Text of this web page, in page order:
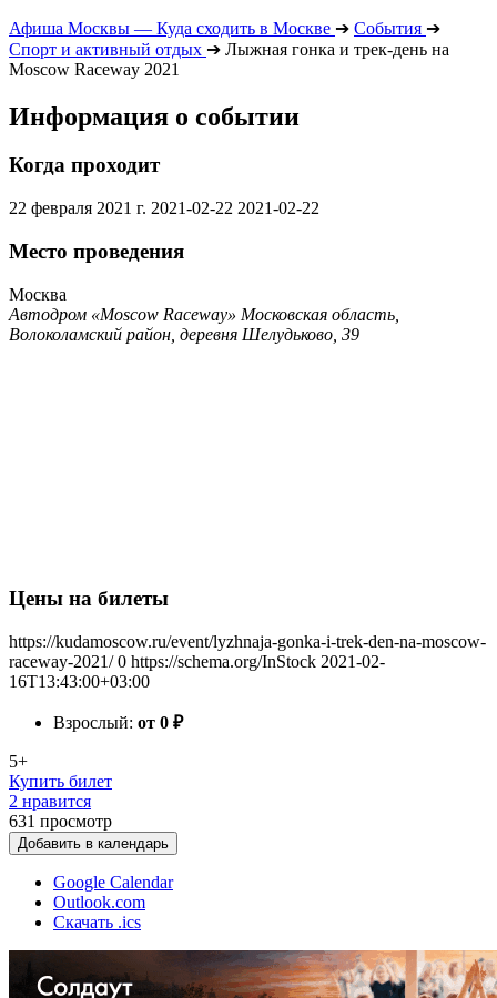
Афиша Москвы — Куда сходить в Москве ➔ События ➔
Спорт и активный отдых ➔ Лыжная гонка и трек-день на
Moscow Raceway 2021
Информация о событии
Когда проходит
22 февраля 2021 г. 2021-02-22 2021-02-22
Место проведения
Москва
Автодром «Moscow Raceway» Московская область,
Волоколамский район, деревня Шелудьково, 39
Цены на билеты
https://kudamoscow.ru/event/lyzhnaja-gonka-i-trek-den-na-moscow-
raceway-2021/ 0 https://schema.org/InStock 2021-02-
16T13:43:00+03:00
Взрослый: от 0 ₽
5+
Купить билет
2 нравится
631 просмотр
Добавить в календарь
Google Calendar
Outlook.com
Скачать .ics